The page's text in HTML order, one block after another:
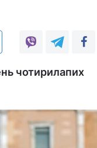
чотирилапих